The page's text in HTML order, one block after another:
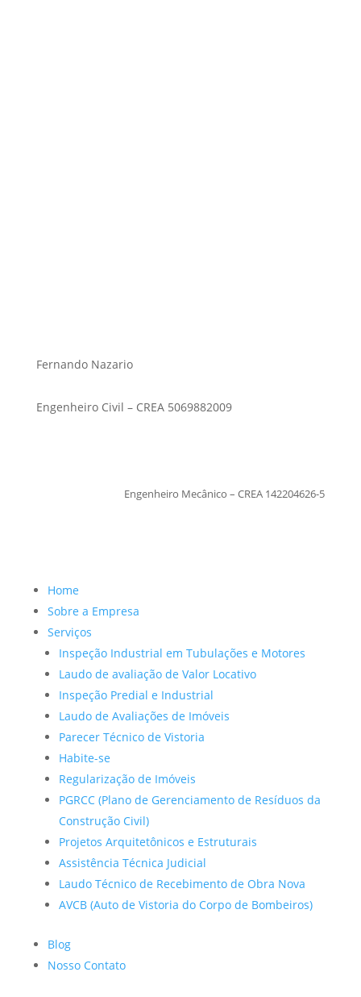
Fernando Nazario
Engenheiro Civil – CREA 5069882009
Engenheiro Mecânico – CREA 142204626-5
Home
Sobre a Empresa
Serviços
Inspeção Industrial em Tubulações e Motores
Laudo de avaliação de Valor Locativo
Inspeção Predial e Industrial
Laudo de Avaliações de Imóveis
Parecer Técnico de Vistoria
Habite-se
Regularização de Imóveis
PGRCC (Plano de Gerenciamento de Resíduos da
Construção Civil)
Projetos Arquitetônicos e Estruturais
Assistência Técnica Judicial
Laudo Técnico de Recebimento de Obra Nova
AVCB (Auto de Vistoria do Corpo de Bombeiros)
Blog
Nosso Contato